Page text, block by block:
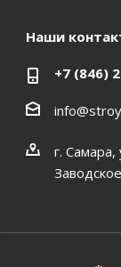
Наши
+7 (846)
г. Самара,